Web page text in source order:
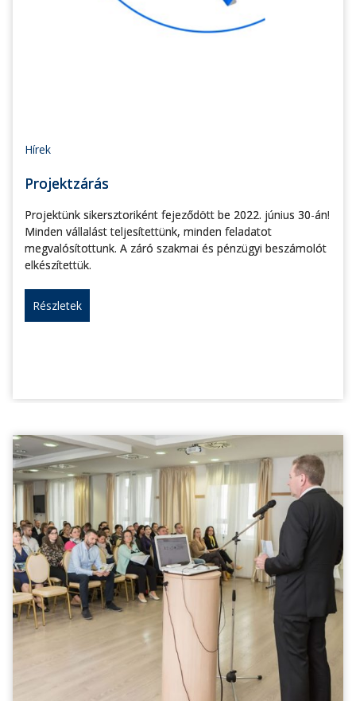
Hírek
Projektzárás
Projektünk sikersztoriként fejeződött be 2022. június 30-án!
Minden vállalást teljesítettünk, minden feladatot
megvalósítottunk. A záró szakmai és pénzügyi beszámolót
elkészítettük.
Részletek